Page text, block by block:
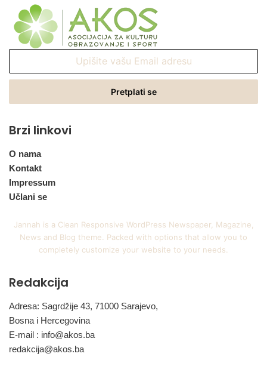
Email
Brzi linkovi
O nama
Kontakt
Impressum
Učlani se
Jannah is a Clean Responsive WordPress Newspaper, Magazine,
News and Blog theme. Packed with options that allow you to
completely customize your website to your needs.
Redakcija
Adresa: Sagrdžije 43, 71000 Sarajevo,
Bosna i Hercegovina
E-mail : info@akos.ba
redakcija@akos.ba